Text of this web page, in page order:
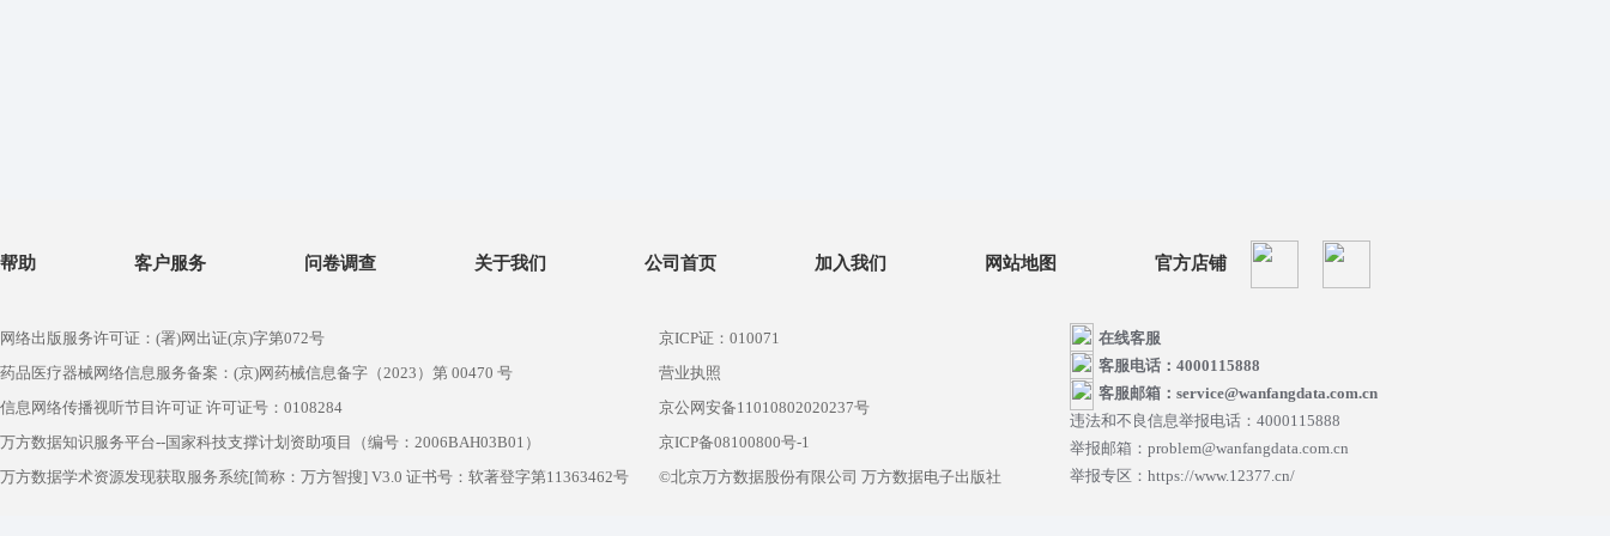
帮助 客户服务 问卷调查 关于我们 公司首页 加入我们 网站地图 官方店铺
网络出版服务许可证：(署)网出证(京)字第072号
药品医疗器械网络信息服务备案：(京)网药械信息备字（2023）第 00470 号
信息网络传播视听节目许可证 许可证号：0108284
万方数据知识服务平台--国家科技支撑计划资助项目（编号：2006BAH03B01）
万方数据学术资源发现获取服务系统[简称：万方智搜] V3.0 证书号：软著登字第11363462号
京ICP证：010071
营业执照
京公网安备11010802020237号
京ICP备08100800号-1
©北京万方数据股份有限公司 万方数据电子出版社
在线客服
客服电话：4000115888
客服邮箱：service@wanfangdata.com.cn
违法和不良信息举报电话：4000115888
举报邮箱：problem@wanfangdata.com.cn
举报专区：https://www.12377.cn/